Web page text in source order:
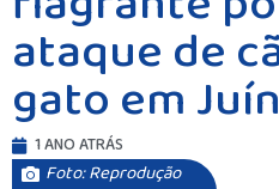
ataque de
gato em
1 ANO ATRÁS
Foto: Reprodução